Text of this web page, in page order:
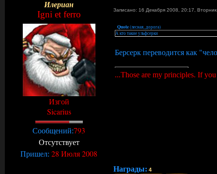
Илериан
Igni et ferro Записано: 16 Декабря 2008, 20:17,
Изгой
Sicarius
Сообщений:793
Отсутствует
Пришел: 28 Июля 2008
Quote(лесная_дорога)
А кто такие ульфсерки
Берсерк переводится как
...Those are my principles. If
Награды: 4